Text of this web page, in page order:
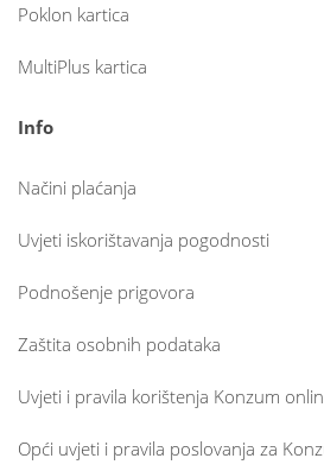
Poklon kartica
MultiPlus kartica
Info
Načini plaćanja
Uvjeti iskorištavanja pogodnosti
Podnošenje prigovora
Zaštita osobnih podataka
Uvjeti i pravila korištenja Konzum
Opći uvjeti i pravila poslovanja za